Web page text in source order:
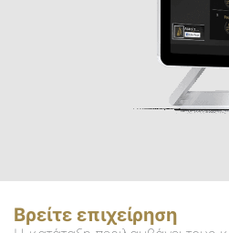
Βρείτε επιχείρηση